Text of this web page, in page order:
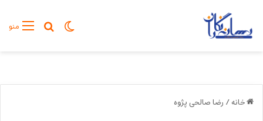
منوجستجو
تغییر پوسته
خانه/ رضا صالحی پژوه